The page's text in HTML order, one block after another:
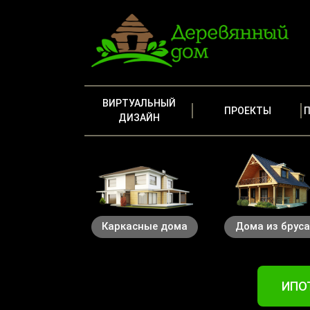
ВИРТУАЛЬНЫЙ
ДИЗАЙН
ПРОЕКТЫ
Каркасные дома Дома из бруса